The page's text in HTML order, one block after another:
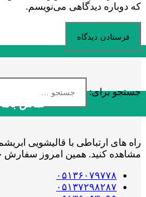
که دوباره دیدگاهی می‌نویسم.
جستجو برای:
تماس باما
راه های ارتباطی با قالیشویی
مشاهده کنید. همین امروز سفارش
۰۵۱۳۶۰۷۹۷۷۸
۰۵۱۳۷۲۹۸۲۸۷